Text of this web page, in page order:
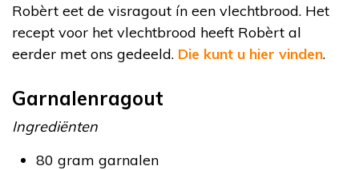
Robèrt eet de visragout ín een vlechtbrood. Het
recept voor het vlechtbrood heeft Robèrt al
eerder met ons gedeeld. Die kunt u hier vinden.
Garnalenragout
Ingrediënten
80 gram garnalen